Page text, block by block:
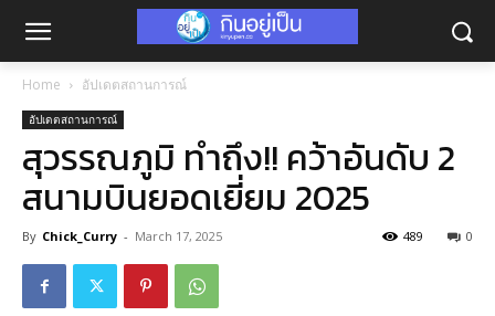
Home อัปเดตสถานการณ์
อัปเดตสถานการณ์
สุวรรณภูมิ ทำถึง!! คว้าอันดับ 2
สนามบินยอดเยี่ยม 2025
By Chick_Curry - March 17, 2025 0
489